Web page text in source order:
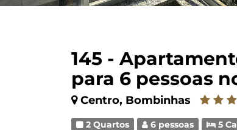
145 -
para 6 pessoas
Centro, Bombinhas
2 Quartos 6 pessoas 5